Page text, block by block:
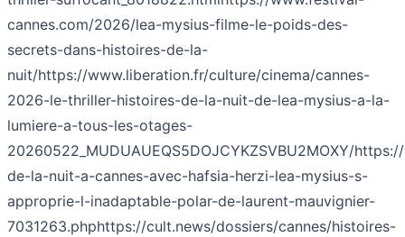
cannes.com/2026/lea-mysius-filme-le-poids-des-
secrets-dans-histoires-de-la-
nuit/https://www.liberation.fr/culture/cinema/cannes-
2026-le-thriller-histoires-de-la-nuit-de-lea-mysius-a-la-
lumiere-a-tous-les-otages-
20260522_MUDUAUEQS5DOJCYKZSVBU2MOXY/
de-la-nuit-a-cannes-avec-hafsia-herzi-lea-mysius-s-
approprie-l-inadaptable-polar-de-laurent-mauvignier-
7031263.phphttps://cult.news/dossiers/cannes/histoires-